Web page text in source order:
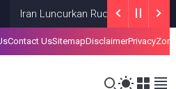
Luncurkan Rudal ke Pangkalan AS
Contact UsSitemapDisclaimerPrivacy